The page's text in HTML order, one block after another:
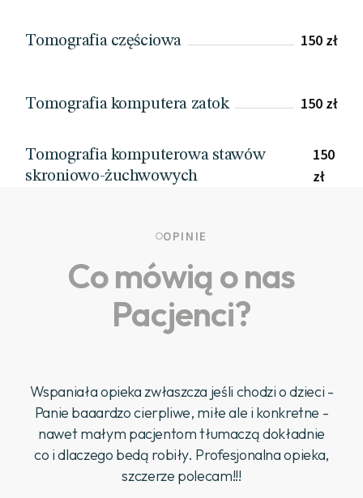
Tomografia częściowa 150 zł
Tomografia komputera zatok 150 zł
Tomografia komputerowa stawów
skroniowo-żuchwowych
150
zł
OPINIE
Co mówią o nas
Pacjenci?
Wspaniała opieka zwłaszcza jeśli chodzi o dzieci -
Panie baaardzo cierpliwe, miłe ale i konkretne -
nawet małym pacjentom tłumaczą dokładnie
co i dlaczego bedą robiły. Profesjonalna opieka,
szczerze polecam!!!